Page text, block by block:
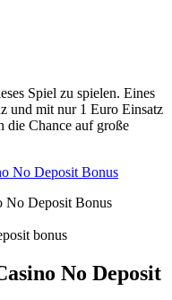
Spiel zu spielen. Eines
und mit nur 1 Euro Einsatz
die Chance auf große
No Deposit Bonus
No Deposit Bonus
bonus
No Deposit